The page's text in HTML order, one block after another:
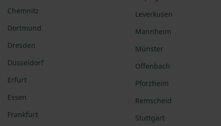
Chemnitz
Dortmund
Dresden
Düsseldorf
Erfurt
Essen
Frankfurt
Leverkusen
Mannheim
Münster
Offenbach
Pforzheim
Remscheid
Stuttgart